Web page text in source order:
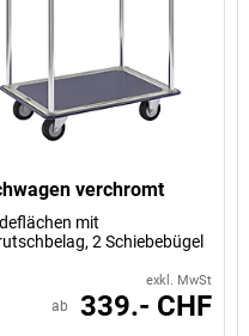
verchromt
mit
2 Schiebebügel
exkl. MwSt
ab 339.- CHF